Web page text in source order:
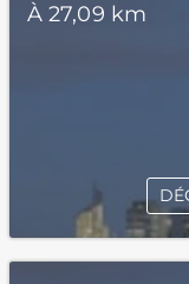
À 27,09 km